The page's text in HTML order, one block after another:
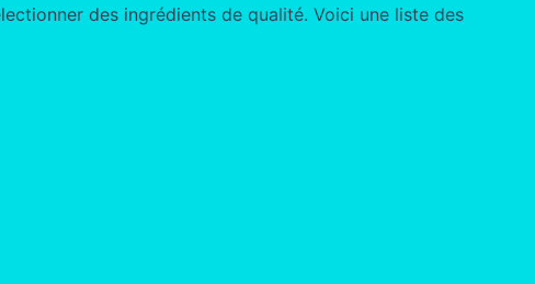
des ingrédients de qualité. Voici une liste des